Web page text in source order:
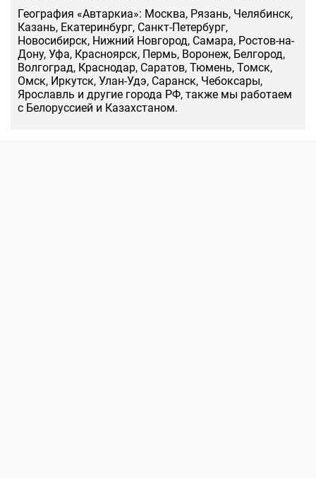
География «Автаркиа»: Москва, Рязань, Челябинск,
Казань, Екатеринбург, Санкт-Петербург,
Новосибирск, Нижний Новгород, Самара, Ростов-на-
Дону, Уфа, Красноярск, Пермь, Воронеж, Белгород,
Волгоград, Краснодар, Саратов, Тюмень, Томск,
Омск, Иркутск, Улан-Удэ, Саранск, Чебоксары,
Ярославль и другие города РФ, также мы работаем
с Белоруссией и Казахстаном.